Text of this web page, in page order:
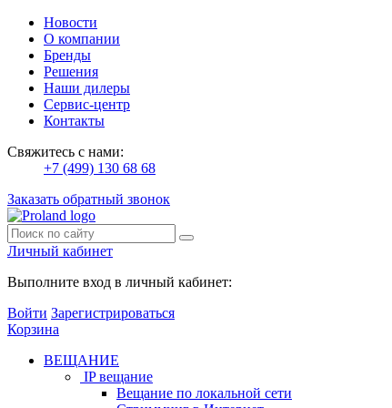
Новости
О компании
Бренды
Решения
Наши дилеры
Сервис-центр
Контакты
Свяжитесь с нами:
+7 (499) 130 68 68
Заказать обратный звонок
Личный кабинет
Выполните вход в личный кабинет:
Войти Зарегистрироваться
Корзина
ВЕЩАНИЕ
IP вещание
Вещание по локальной сети